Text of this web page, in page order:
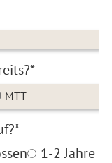
MTT
1-2 Jahre